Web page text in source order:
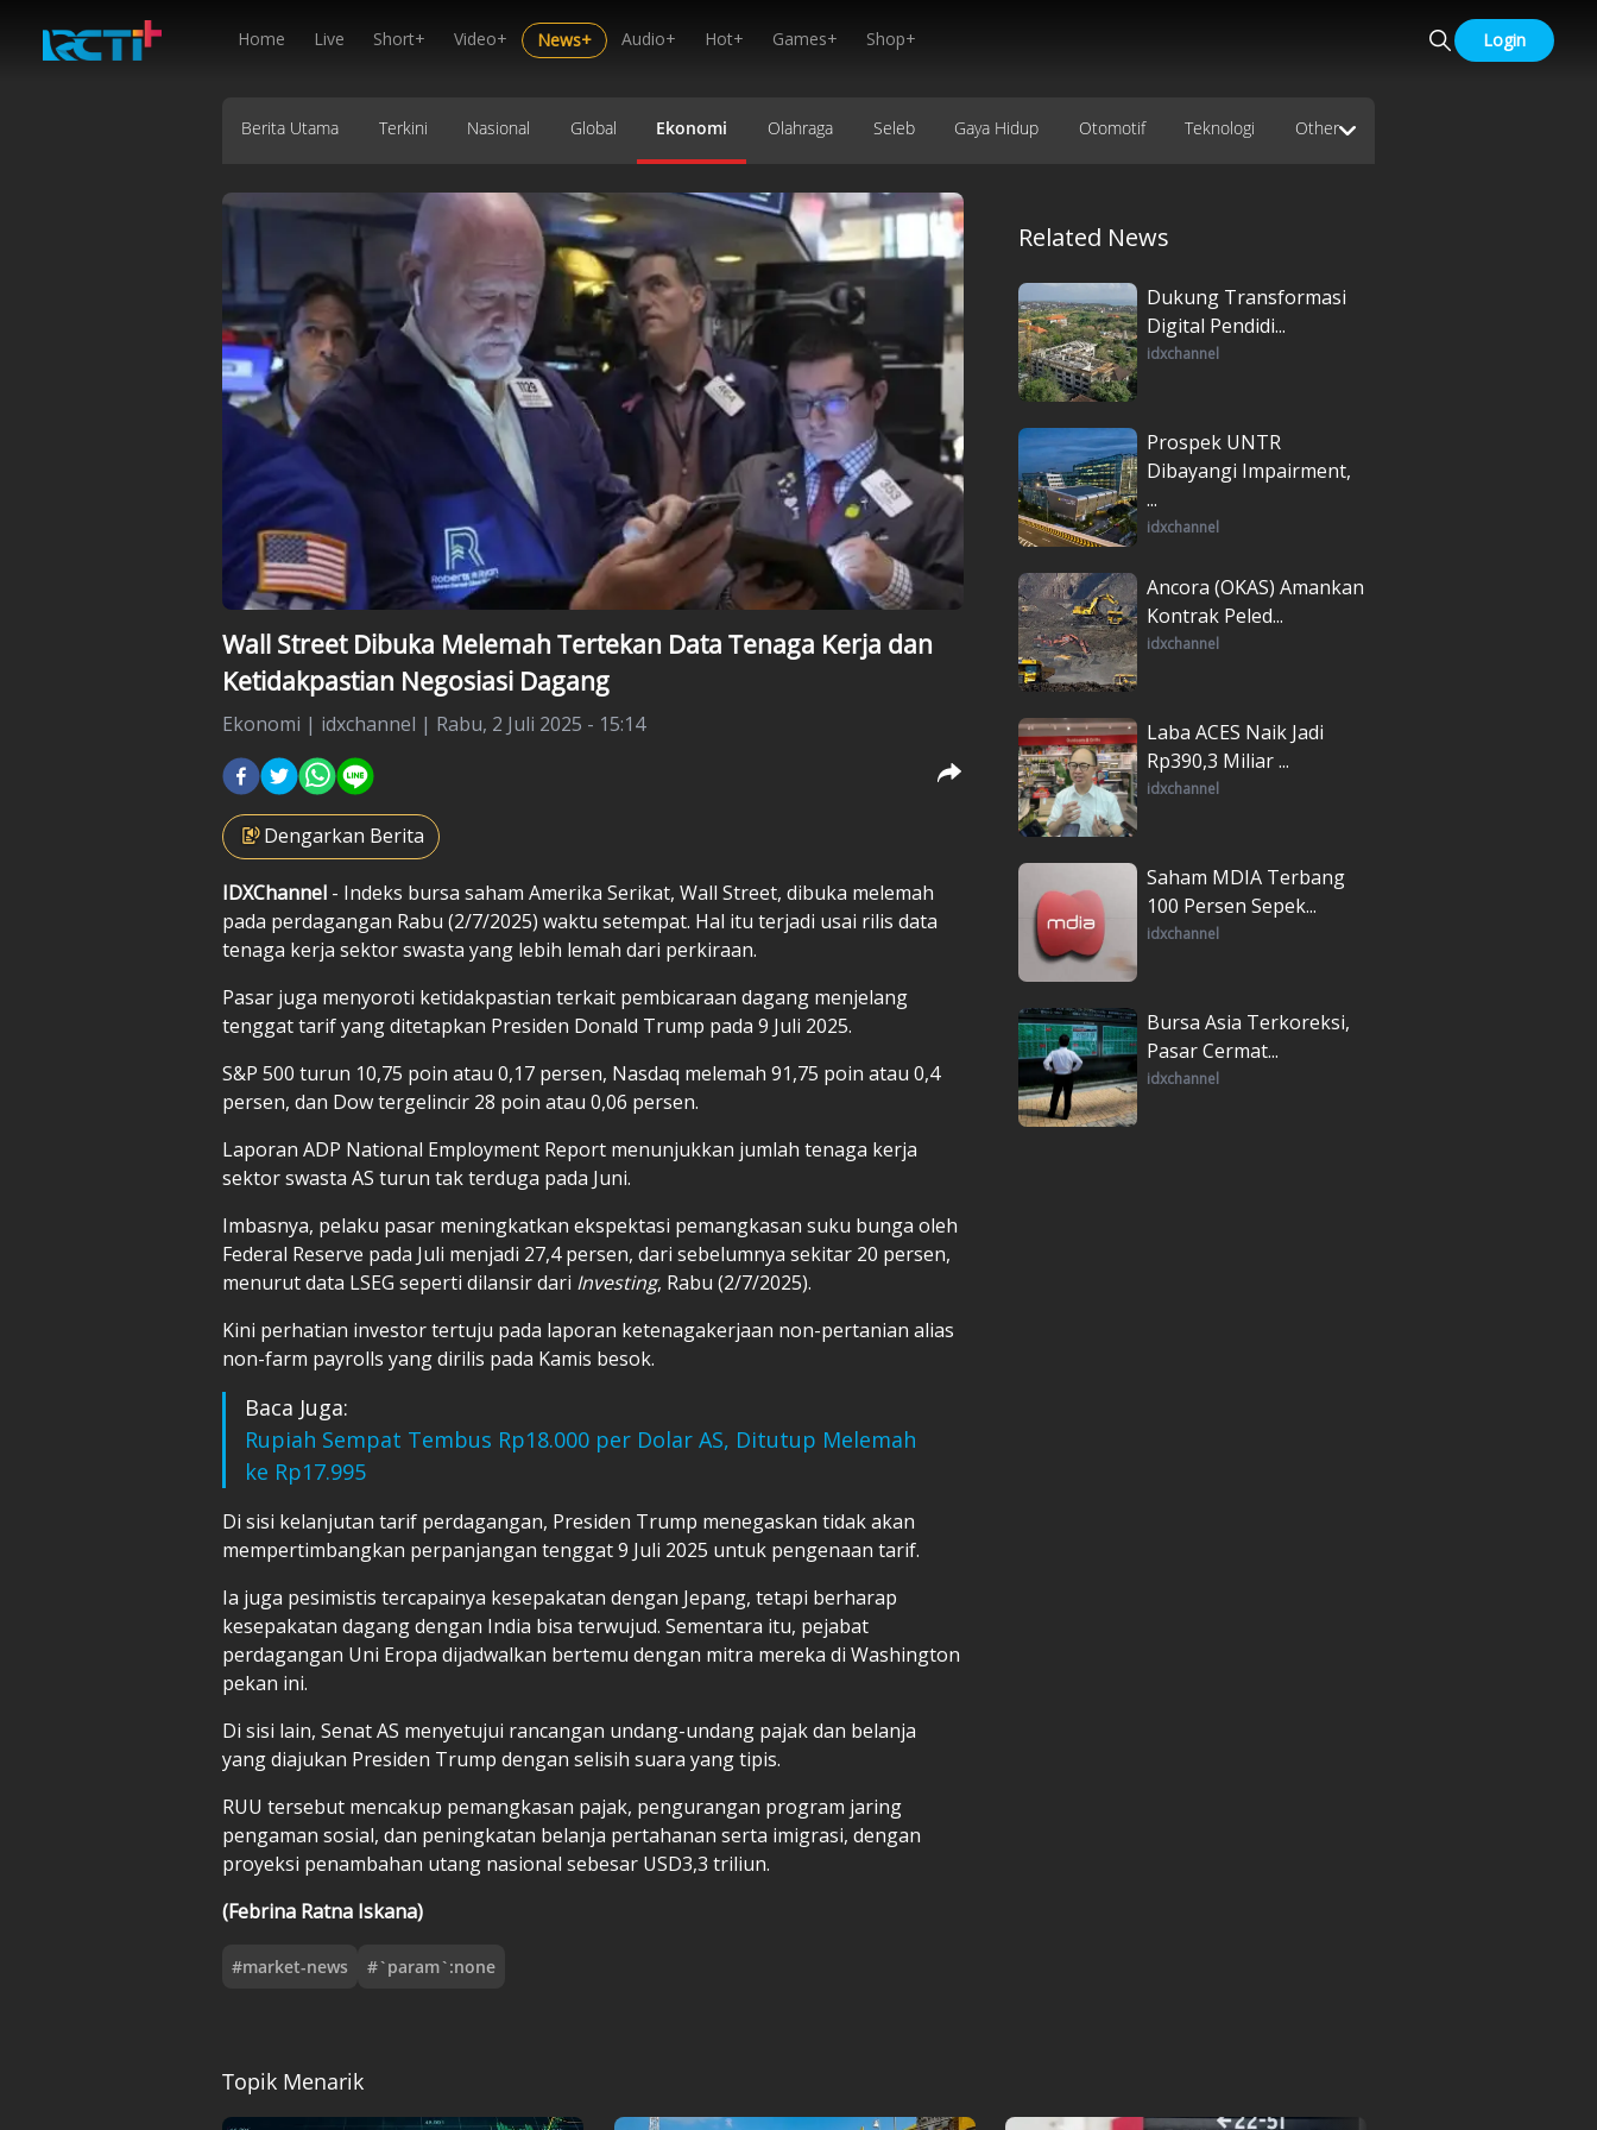
Home Live Short+ Video+ News+ Audio+ Hot+ Games+ Shop+ Login
Berita Utama Terkini Nasional Global Ekonomi Olahraga Seleb Gaya Hidup Otomotif Teknologi Other
Wall Street Dibuka Melemah Tertekan Data Tenaga Kerja dan
Ketidakpastian Negosiasi Dagang
Ekonomi | idxchannel | Rabu, 2 Juli 2025 - 15:14
Dengarkan Berita
IDXChannel - Indeks bursa saham Amerika Serikat, Wall Street, dibuka melemah
pada perdagangan Rabu (2/7/2025) waktu setempat. Hal itu terjadi usai rilis data
tenaga kerja sektor swasta yang lebih lemah dari perkiraan.
Pasar juga menyoroti ketidakpastian terkait pembicaraan dagang menjelang
tenggat tarif yang ditetapkan Presiden Donald Trump pada 9 Juli 2025.
S&P 500 turun 10,75 poin atau 0,17 persen, Nasdaq melemah 91,75 poin atau 0,4
persen, dan Dow tergelincir 28 poin atau 0,06 persen.
Laporan ADP National Employment Report menunjukkan jumlah tenaga kerja
sektor swasta AS turun tak terduga pada Juni.
Imbasnya, pelaku pasar meningkatkan ekspektasi pemangkasan suku bunga oleh
Federal Reserve pada Juli menjadi 27,4 persen, dari sebelumnya sekitar 20 persen,
menurut data LSEG seperti dilansir dari Investing, Rabu (2/7/2025).
Kini perhatian investor tertuju pada laporan ketenagakerjaan non-pertanian alias
non-farm payrolls yang dirilis pada Kamis besok.
Baca Juga:
Rupiah Sempat Tembus Rp18.000 per Dolar AS, Ditutup Melemah
ke Rp17.995
Di sisi kelanjutan tarif perdagangan, Presiden Trump menegaskan tidak akan
mempertimbangkan perpanjangan tenggat 9 Juli 2025 untuk pengenaan tarif.
Ia juga pesimistis tercapainya kesepakatan dengan Jepang, tetapi berharap
kesepakatan dagang dengan India bisa terwujud. Sementara itu, pejabat
perdagangan Uni Eropa dijadwalkan bertemu dengan mitra mereka di Washington
pekan ini.
Di sisi lain, Senat AS menyetujui rancangan undang-undang pajak dan belanja
yang diajukan Presiden Trump dengan selisih suara yang tipis.
RUU tersebut mencakup pemangkasan pajak, pengurangan program jaring
pengaman sosial, dan peningkatan belanja pertahanan serta imigrasi, dengan
proyeksi penambahan utang nasional sebesar USD3,3 triliun.
(Febrina Ratna Iskana)
#market-news #`param`:none
Related News
Dukung Transformasi
Digital Pendidi...
idxchannel
Prospek UNTR
Dibayangi Impairment,
...
idxchannel
Ancora (OKAS) Amankan
Kontrak Peled...
idxchannel
Laba ACES Naik Jadi
Rp390,3 Miliar ...
idxchannel
Saham MDIA Terbang
100 Persen Sepek...
idxchannel
Bursa Asia Terkoreksi,
Pasar Cermat...
idxchannel
Topik Menarik